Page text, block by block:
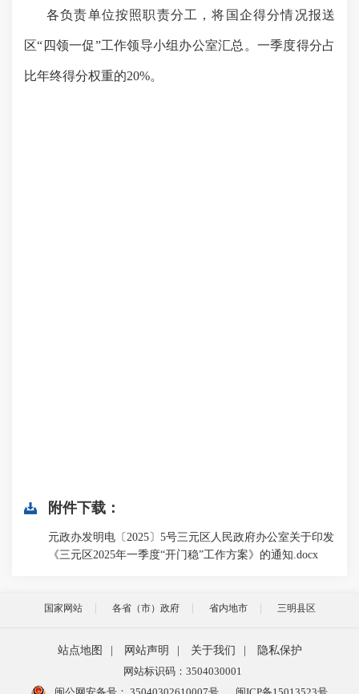
各负责单位按照职责分工，将国企得分情况报送
区“四领一促”工作领导小组办公室汇总。 一季度得分占
比年终得分权重的20%。
附件下载：
元政办发明电〔2025〕5号三元区人民政府办公室关于印发
《三元区2025年一季度“开门稳”工作方案》的通知.docx
国家网站 各省（市）政府 省内地市 三明县区
站点地图 网站声明 关于我们
隐私保护
网站标识码：3504030001